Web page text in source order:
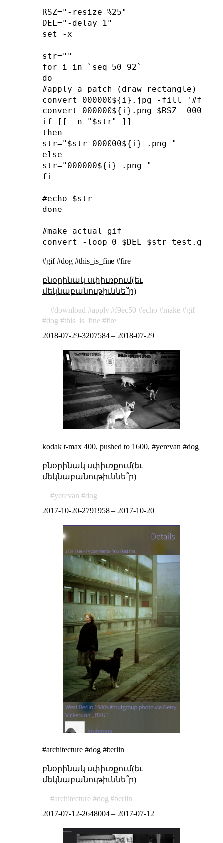
RSZ="-resize %25"
DEL="-delay 1"
set -x
str=""
for i in `seq 50 92`
do
#apply a patch (draw rectangle)
convert 000000${i}.jpg -fill
convert 000000${i}.png $RSZ
if [[ -n "$str" ]]
then
str="$str 000000${i}_.png "
else
str="000000${i}_.png "
fi
#echo $str
done
#make actual gif
#gif #dog #this_is_fine #fire
բնօրինակ սփիւռքում(եւ
մեկնաբանութիւննե՞ր)
download apply f9ec50 echo make
gif
dog
this_is_fine
fire
2018-07-29-3207584– 2018-07-29
kodak t-max 400, pushed to 1600, #yerevan #dog
բնօրինակ սփիւռքում(եւ
մեկնաբանութիւննե՞ր)
yerevan
dog
2017-10-20-2791958– 2017-10-20
#architecture #dog #berlin
բնօրինակ սփիւռքում(եւ
մեկնաբանութիւննե՞ր)
architecture dog
berlin
2017-07-12-2648004– 2017-07-12